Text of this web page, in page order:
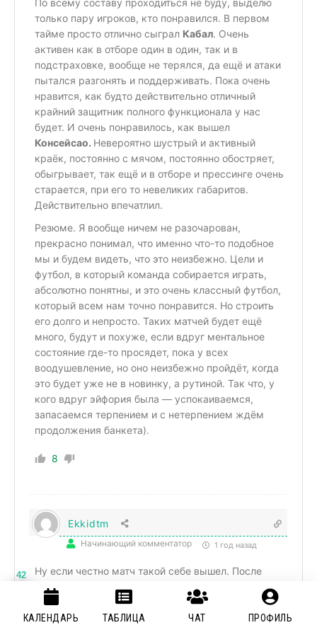
только пару игроков, кто понравился. В первом
тайме просто отлично сыграл Кабал. Очень
активен как в отборе один в один, так и в
подстраховке, вообще не терялся, да ещё и атаки
пытался разгонять и поддерживать. Пока очень
нравится, как будто действительно отличный
крайний защитник полного функционала у нас
будет. И очень понравилось, как вышел
Консейсао. Невероятно шустрый и активный
краёк, постоянно с мячом, постоянно обостряет,
обыгрывает, так ещё и в отборе и прессинге очень
старается, при его то невеликих габаритов.
Действительно впечатлил.
Резюме. Я вообще ничем не разочарован,
прекрасно понимал, что именно что-то подобное
мы и будем видеть, что это неизбежно. Цели и
футбол, в который команда собирается играть,
абсолютно понятны, и это очень классный футбол,
который всем нам точно понравится. Но строить
его долго и непросто. Таких матчей будет ещё
много, будут и похуже, если вдруг ментальное
состояние где-то просядет, пока у всех
воодушевление, но оно неизбежно пройдёт, когда
это будет уже не в новинку, а рутиной. Так что, у
кого вдруг эйфория была — успокаиваемся,
запасаемся терпением и с нетерпением ждём
продолжения банкета).
8
Ekkidtm
Начинающий комментатор 1 год назад
Ну если честно матч такой себе вышел. После
первых двух слишком медленный. Но тут и
соперник по сильнее, но все равно они играют
лучше чем при аллегри. Но все же и сыгранности
42
КАЛЕНДАРЬ ТАБЛИЦА ЧАТ ПРОФИЛЬ